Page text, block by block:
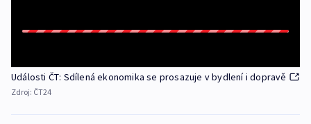
Události ČT: Sdílená ekonomika se prosazuje v bydlení i dopravě
Zdroj: ČT24